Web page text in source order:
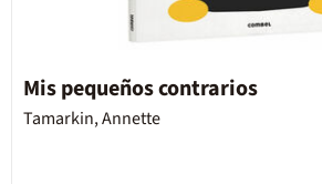
Mis pequeños contrarios
Tamarkin, Annette